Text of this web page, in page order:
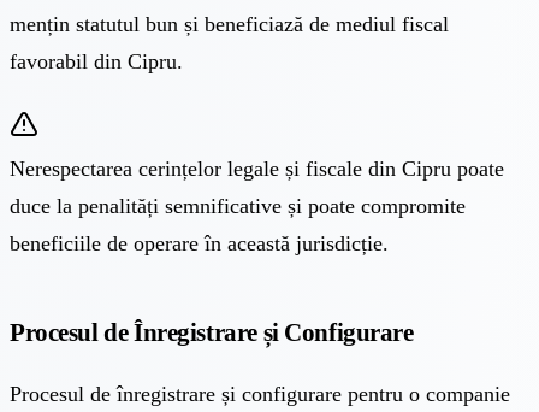
mențin statutul bun și beneficiază de mediul fiscal
favorabil din Cipru.
Nerespectarea cerințelor legale și fiscale din Cipru poate
duce la penalități semnificative și poate compromite
beneficiile de operare în această jurisdicție.
Procesul de Înregistrare și Configurare
Procesul de înregistrare și configurare pentru o companie